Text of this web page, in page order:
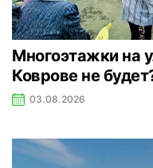
Многоэтажки на
Коврове не
03.08.2026